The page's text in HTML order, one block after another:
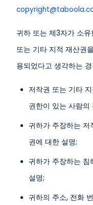
귀하 또는 제3자가 소
또는 기타 지적 재산권
용되었다고 생각하는
저작권 또는 기타
권한이 있는 사람의
귀하가 주장하는
권에 대한 설명;
귀하가 주장하는
설명;
귀하의 주소, 전화